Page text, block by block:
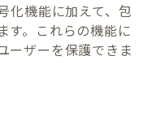
化機能に加えて、包
す。これらの機能に
ーザーを保護できま